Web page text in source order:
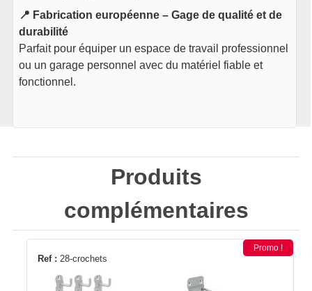
📍 Fabrication européenne – Gage de qualité et de
durabilité
Parfait pour équiper un espace de travail professionnel
ou un garage personnel avec du matériel fiable et
fonctionnel.
Produits
complémentaires
Ref : 28-crochets
Promo !